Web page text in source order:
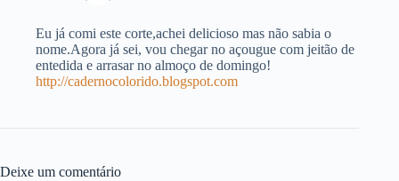
Eu já comi este corte,achei delicioso mas não sabia o
nome.Agora já sei, vou chegar no açougue com jeitão de
entedida e arrasar no almoço de domingo!
http://cadernocolorido.blogspot.com
Deixe um comentário